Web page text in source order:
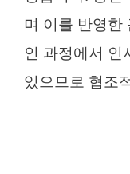
며 이를 반영한
인 과정에서 인
있으므로 협조